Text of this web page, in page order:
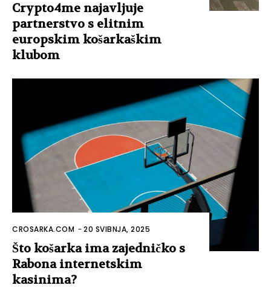
Crypto4me najavljuje
partnerstvo s elitnim
europskim košarkaškim
klubom
CROSARKA.COM -20 SVIBNJA, 2025
Što košarka ima zajedničko s
Rabona internetskim
kasinima?